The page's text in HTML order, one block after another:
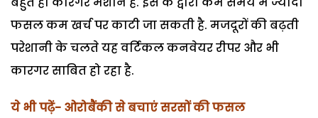
फसल कम खर्च पर काटी जा सकती है. मजदूरों की बढ़ती
परेशानी के चलते यह वर्टिकल कनवेयर रीपर और भी
कारगर साबित हो रहा है.
ये भी पढ़ें- ओरोबैंकी से बचाएं सरसों की फसल